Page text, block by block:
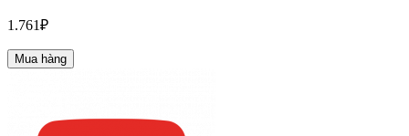
1.761₽
Mua hàng